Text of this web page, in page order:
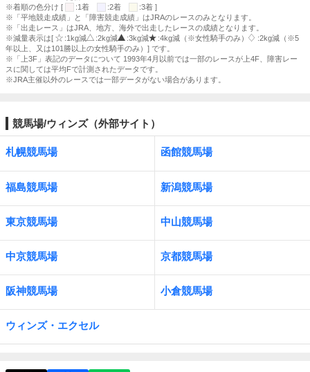
※着順の色分け [
:1着 :2着
:3着 ]
※「平地競走成績」と「障害競走成績」はJRAのレースのみとなります。
※「出走レース」はJRA、地方、海外で出走したレースの成績となります。
※減量表示は[
:1kg減 :2kg減 :3kg減 :4kg減（※女性騎手のみ）
:2kg減（※5
年以上、又は101勝以上の女性騎手のみ）] です。
※「上3F」表記のデータについて 1993年4月以前では一部のレースが上4F、障害レー
スに関しては平均Fで計測されたデータです。
※JRA主催以外のレースでは一部データがない場合があります。
競馬場/ウィンズ（外部サイト）
札幌競馬場 函館競馬場
福島競馬場 新潟競馬場
東京競馬場 中山競馬場
中京競馬場 京都競馬場
阪神競馬場 小倉競馬場
ウィンズ・エクセル